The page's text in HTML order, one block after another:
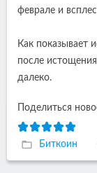
феврале и
Как показывает
после
далеко.
Поделиться
Биткоин